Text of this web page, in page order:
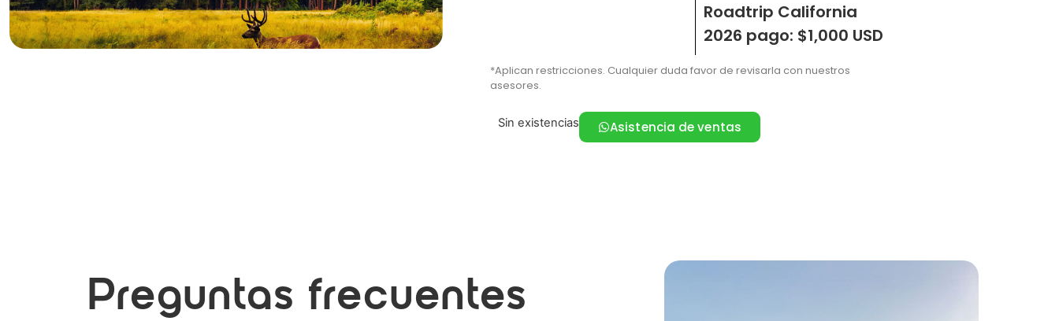
Roadtrip California
2026 pago: $1,000 USD
*Aplican restricciones. Cualquier duda favor de revisarla con nuestros
asesores.
Sin existencias Asistencia de ventas
Preguntas frecuentes